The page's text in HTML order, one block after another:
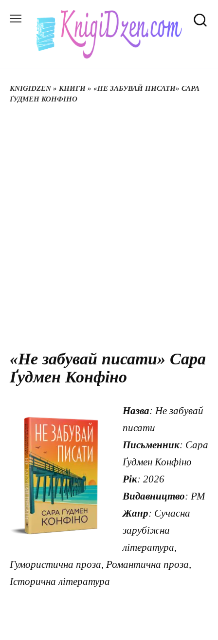
до
KNIGIDZEN» КНИГИ » «НЕ ЗАБУВАЙ ПИСАТИ» САРА
ҐУДМЕН КОНФІНО
«Не забувай писати» Сара
Ґудмен Конфіно
Назва: Не забувай
писати
Письменник: Сара
Ґудмен Конфіно
Рік: 2026
Видавництво: РМ
Жанр: Сучасна
зарубіжна
література,
Гумористична проза, Романтична проза,
Історична література